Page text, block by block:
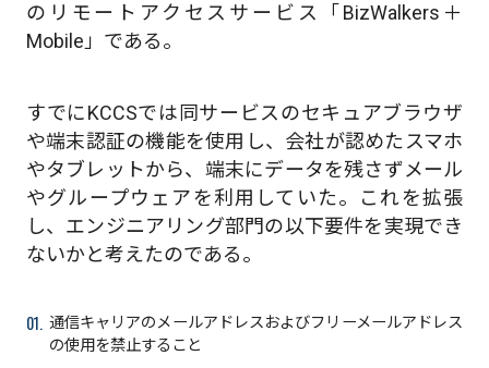
のリモートアクセスサービス「BizWalkers＋
Mobile」である。
すでにKCCSでは同サービスのセキュアブラウザ
や端末認証の機能を使用し、会社が認めたスマホ
やタブレットから、端末にデータを残さずメール
やグループウェアを利用していた。これを拡張
し、エンジニアリング部門の以下要件を実現でき
ないかと考えたのである。
01. 通信キャリアのメールアドレスおよびフリーメールアドレス
の使用を禁止すること